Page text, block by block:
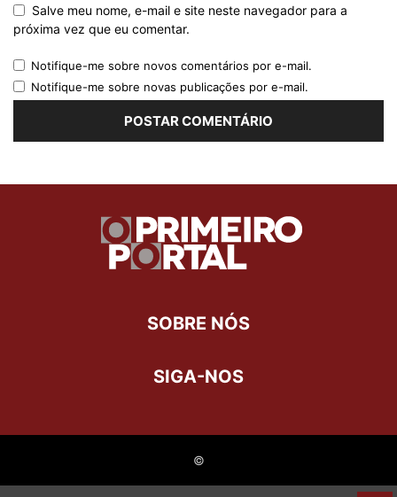
Salve meu nome, e-mail e site neste navegador para a
próxima vez que eu comentar.
Notifique-me sobre novos comentários por e-mail.
Notifique-me sobre novas publicações por e-mail.
SOBRE NÓS
SIGA-NOS
©